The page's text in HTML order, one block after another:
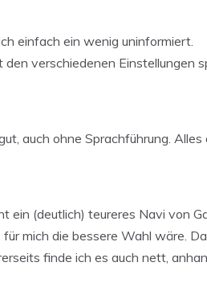
einfach ein wenig uninformiert.
verschiedenen Einstellungen
auch ohne Sprachführung.
ein (deutlich) teureres Navi von
mich die bessere Wahl wäre.
finde ich es auch nett,